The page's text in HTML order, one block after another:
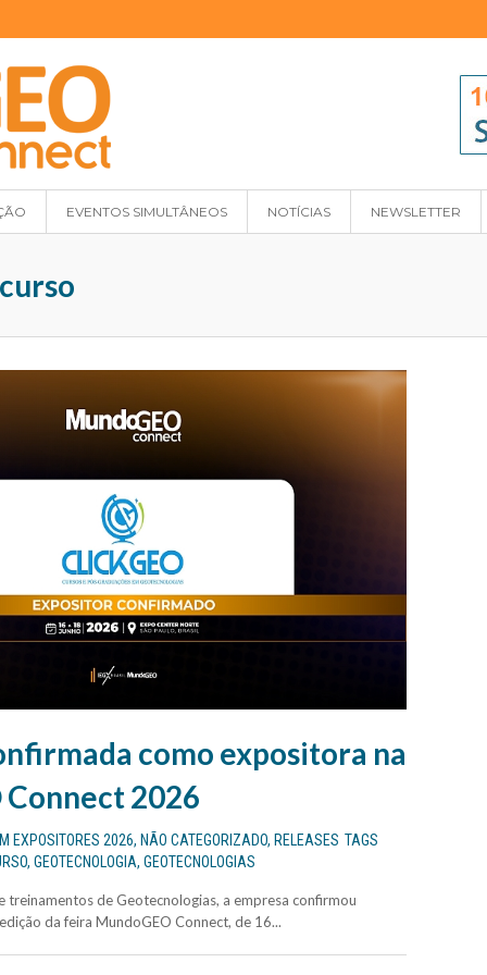
EVENTOS SIMULTÂNEOS NOTÍCIAS NEWSLETTER
como expositora na
2026
EXPOSITORES 2026, NÃO CATEGORIZADO, RELEASES TAGS
, GEOTECNOLOGIA, GEOTECNOLOGIAS
treinamentos de Geotecnologias, a empresa confirmou
da feira MundoGEO Connect, de 16...